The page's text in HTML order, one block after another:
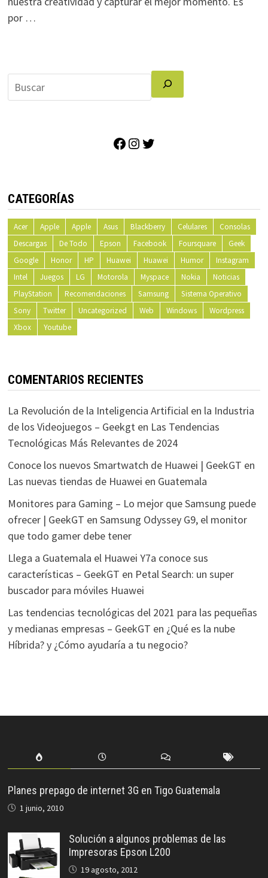
por …
Facebook
Instagram
CATEGORÍAS
Acer Apple Apple Asus Blackberry Celulares
Consolas
Descargas
De Todo Epson Facebook Foursquare
Geek
Google
Honor HP Huawei Huawei Humor
Instagram
Intel
Juegos LG Motorola Myspace Nokia
Noticias
PlayStation
Recomendaciones Samsung
Sistema Operativo
Sony
Twitter Uncategorized Web Windows
Wordpress
Xbox
Youtube
COMENTARIOS RECIENTES
La Revolución de la Inteligencia Artificial en la Industria
de los Videojuegos – Geekgten Las Tendencias
Tecnológicas Más Relevantes de 2024
Conoce los nuevos Smartwatch de Huawei | GeekGT en
Las nuevas tiendas de Huawei en Guatemala
Monitores para Gaming – Lo mejor que Samsung puede
ofrecer | GeekGT en Samsung Odyssey G9, el monitor
que todo gamer debe tener
Llega a Guatemala el Huawei Y7a conoce sus
características – GeekGT en Petal Search: un super
buscador para móviles Huawei
Las tendencias tecnológicas del 2021 para las pequeñas
y medianas empresas – GeekGT en ¿Qué es la nube
Híbrida? y ¿Cómo ayudaría a tu negocio?
Planes prepago de internet 3G en Tigo Guatemala
1 junio, 2010
Solución a algunos problemas de las
Impresoras Epson L200
19 agosto, 2012